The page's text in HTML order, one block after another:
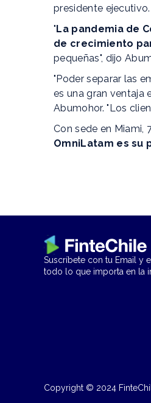
presidente ejecutivo.
"La pandemia de
de crecimiento
pequeñas", dijo
"Poder separar las
es una gran ventaja
Abumohor. "Los
Con sede en Miami,
OmniLatam es su
Suscríbete con tu Email y
todo lo que importa en la
Copyright © 2024